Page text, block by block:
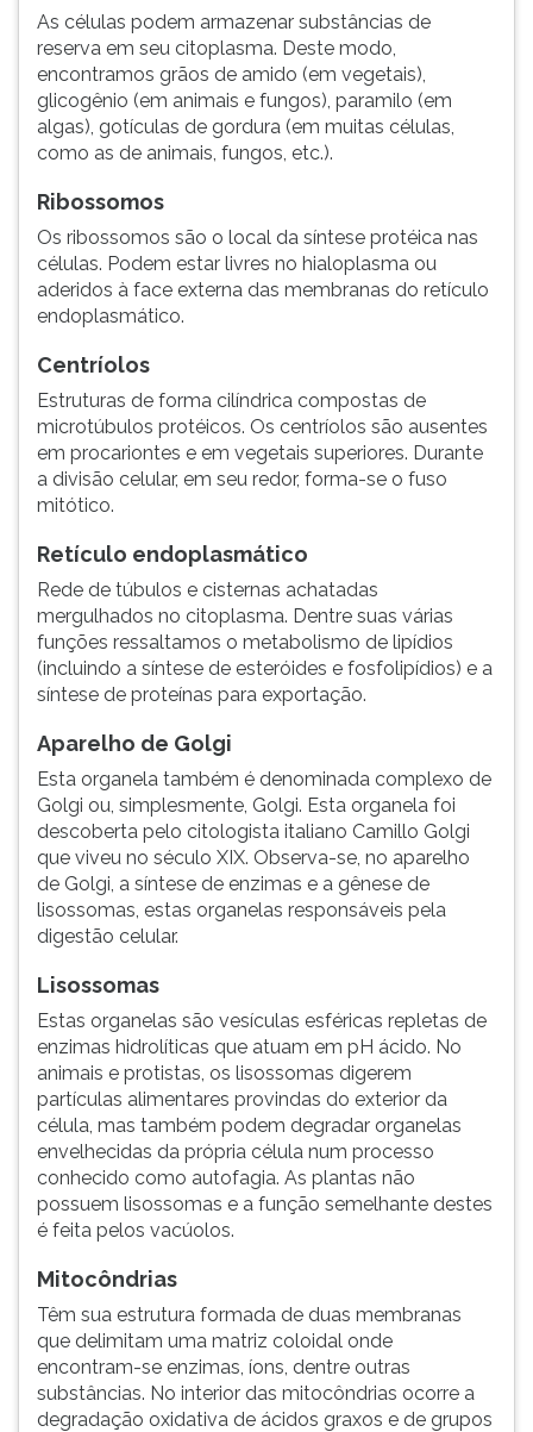
As células podem armazenar substâncias de
reserva em seu citoplasma. Deste modo,
encontramos grãos de amido (em vegetais),
glicogênio (em animais e fungos), paramilo (em
algas), gotículas de gordura (em muitas células,
como as de animais, fungos, etc.).
Ribossomos
Os ribossomos são o local da síntese protéica nas
células. Podem estar livres no hialoplasma ou
aderidos à face externa das membranas do retículo
endoplasmático.
Centríolos
Estruturas de forma cilíndrica compostas de
microtúbulos protéicos. Os centríolos são ausentes
em procariontes e em vegetais superiores. Durante
a divisão celular, em seu redor, forma-se o fuso
mitótico.
Retículo endoplasmático
Rede de túbulos e cisternas achatadas
mergulhados no citoplasma. Dentre suas várias
funções ressaltamos o metabolismo de lipídios
(incluindo a síntese de esteróides e fosfolipídios) e a
síntese de proteínas para exportação.
Aparelho de Golgi
Esta organela também é denominada complexo de
Golgi ou, simplesmente, Golgi. Esta organela foi
descoberta pelo citologista italiano Camillo Golgi
que viveu no século XIX. Observa-se, no aparelho
de Golgi, a síntese de enzimas e a gênese de
lisossomas, estas organelas responsáveis pela
digestão celular.
Lisossomas
Estas organelas são vesículas esféricas repletas de
enzimas hidrolíticas que atuam em pH ácido. No
animais e protistas, os lisossomas digerem
partículas alimentares provindas do exterior da
célula, mas também podem degradar organelas
envelhecidas da própria célula num processo
conhecido como autofagia. As plantas não
possuem lisossomas e a função semelhante destes
é feita pelos vacúolos.
Mitocôndrias
Têm sua estrutura formada de duas membranas
que delimitam uma matriz coloidal onde
encontram-se enzimas, íons, dentre outras
substâncias. No interior das mitocôndrias ocorre a
degradação oxidativa de ácidos graxos e de grupos